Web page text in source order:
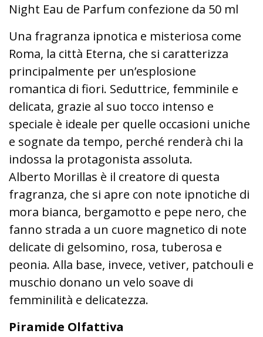
Night Eau de Parfum confezione da 50 ml
Una fragranza ipnotica e misteriosa come
Roma, la città Eterna, che si caratterizza
principalmente per un’esplosione
romantica di fiori. Seduttrice, femminile e
delicata, grazie al suo tocco intenso e
speciale è ideale per quelle occasioni uniche
e sognate da tempo, perché renderà chi la
indossa la protagonista assoluta.
Alberto Morillas è il creatore di questa
fragranza, che si apre con note ipnotiche di
mora bianca, bergamotto e pepe nero, che
fanno strada a un cuore magnetico di note
delicate di gelsomino, rosa, tuberosa e
peonia. Alla base, invece, vetiver, patchouli e
muschio donano un velo soave di
femminilità e delicatezza.
Piramide Olfattiva